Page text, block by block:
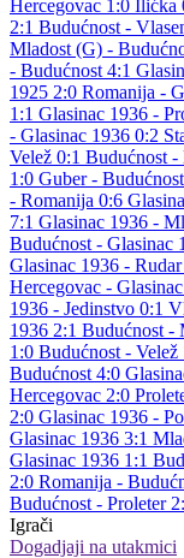
Hercegovac 1:0 Ilićka
2:1 Budućnost -
Mladost (G) -
- Budućnost 4:1
1925 2:0 Romanija -
1:1 Glasinac 1936 -
- Glasinac 1936 0:2
Velež 0:1 Budućnost -
1:0 Guber -
- Romanija 0:6
7:1 Glasinac 1936 -
Budućnost - Glasinac
Glasinac 1936 -
Hercegovac -
1936 - Jedinstvo 0:1
1936 2:1 Budućnost -
1:0 Budućnost - Velež
Budućnost 4:0
Hercegovac 2:0
2:0 Glasinac 1936 -
Glasinac 1936 3:1
Glasinac 1936 1:1
2:0 Romanija -
Budućnost - Proleter
Igrači
Dogadjaji na utakmici